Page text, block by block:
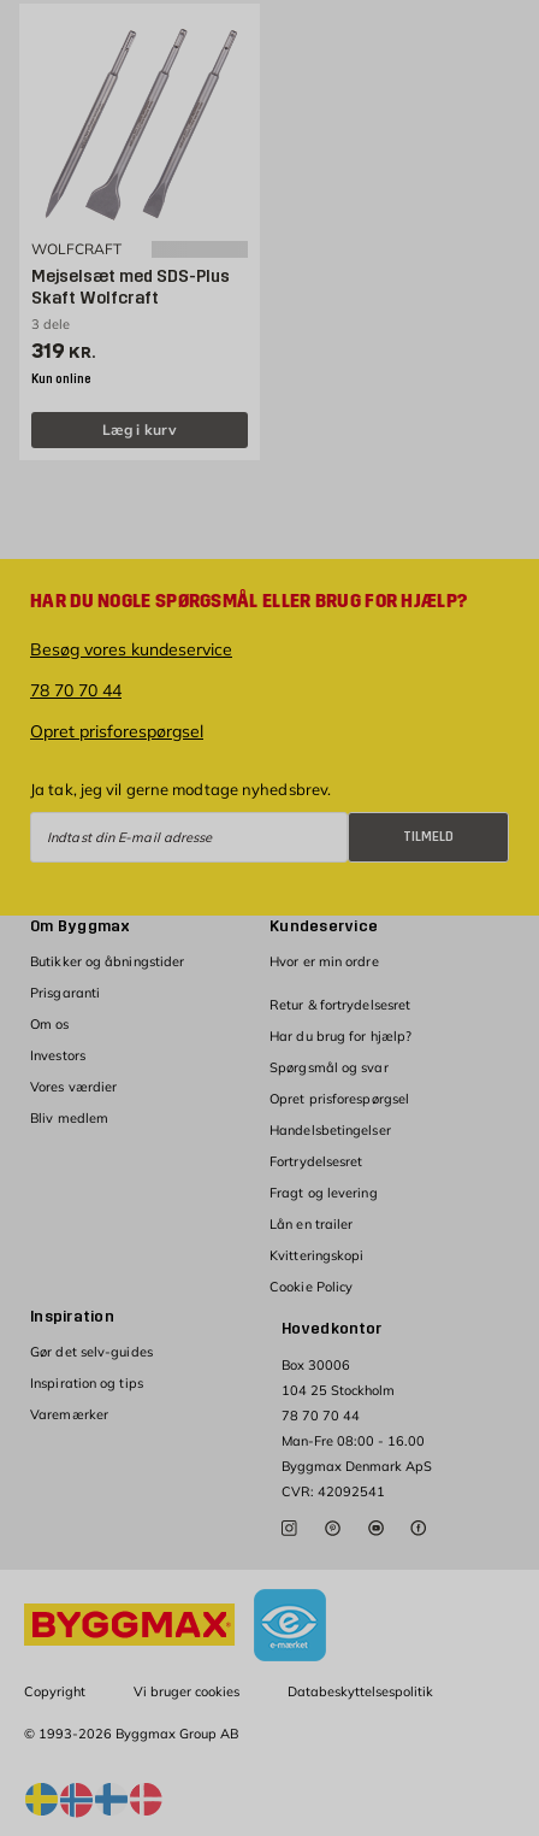
WOLFCRAFT
Mejselsæt med SDS-Plus
Skaft Wolfcraft
3 dele
Pris 319 kr. /stk
319 KR.
Kun online
Læg i kurv
HAR DU NOGLE SPØRGSMÅL ELLER BRUG FOR HJÆLP?
Besøg vores kundeservice
78 70 70 44
Opret prisforespørgsel
Ja tak, jeg vil gerne modtage nyhedsbrev.
TILMELD
Hovedkontor
Box 30006
104 25 Stockholm
78 70 70 44
Man-Fre 08:00 - 16.00
Byggmax Denmark ApS
CVR: 42092541
Om Byggmax
Butikker og åbningstider
Prisgaranti
Om os
Investors
Vores værdier
Bliv medlem
Kundeservice
Hvor er min ordre
Retur & fortrydelsesret
Har du brug for hjælp?
Spørgsmål og svar
Opret prisforespørgsel
Handelsbetingelser
Fortrydelsesret
Fragt og levering
Lån en trailer
Kvitteringskopi
Cookie Policy
Inspiration
Gør det selv-guides
Inspiration og tips
Varemærker
Copyright Vi bruger cookies Databeskyttelsespolitik
© 1993-2026 Byggmax Group AB